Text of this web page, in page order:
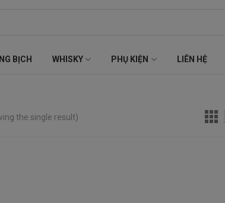
BỊCH WHISKY PHỤ KIỆN LIÊN HỆ
the single result)